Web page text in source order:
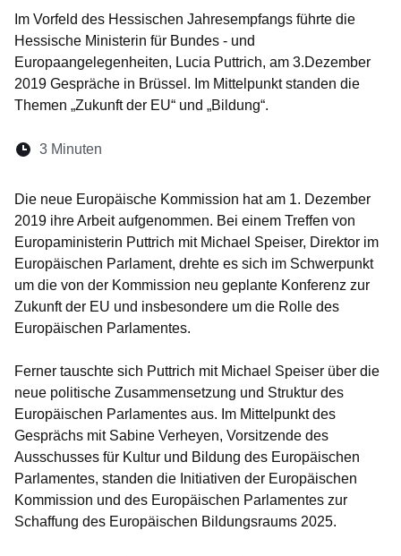
Im Vorfeld des Hessischen Jahresempfangs führte die
Hessische Ministerin für Bundes - und
Europaangelegenheiten, Lucia Puttrich, am 3.Dezember
2019 Gespräche in Brüssel. Im Mittelpunkt standen die
Themen „Zukunft der EU“ und „Bildung“.
Lesedauer:
3 Minuten
Die neue Europäische Kommission hat am 1. Dezember
2019 ihre Arbeit aufgenommen. Bei einem Treffen von
Europaministerin Puttrich mit Michael Speiser, Direktor im
Europäischen Parlament, drehte es sich im Schwerpunkt
um die von der Kommission neu geplante Konferenz zur
Zukunft der EU und insbesondere um die Rolle des
Europäischen Parlamentes.
Ferner tauschte sich Puttrich mit Michael Speiser über die
neue politische Zusammensetzung und Struktur des
Europäischen Parlamentes aus. Im Mittelpunkt des
Gesprächs mit Sabine Verheyen, Vorsitzende des
Ausschusses für Kultur und Bildung des Europäischen
Parlamentes, standen die Initiativen der Europäischen
Kommission und des Europäischen Parlamentes zur
Schaffung des Europäischen Bildungsraums 2025.